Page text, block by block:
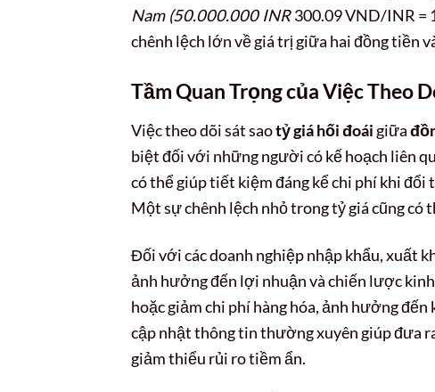
Nam (50.000.000 INR300.09 VND/INR =
chênh lệch lớn về giá trị giữa hai đồng tiền
Tầm Quan Trọng của Việc Theo
Việc theo dõi sát saotỷ giá hối đoái giữa
biệt đối với những người có kế hoạch liên
có thể giúp tiết kiệm đáng kể chi phí khi đổi
Một sự chênh lệch nhỏ trong tỷ giá cũng
Đối với các doanh nghiệp nhập khẩu, xuất
ảnh hưởng đến lợi nhuận và chiến lược
hoặc giảm chi phí hàng hóa, ảnh hưởng
cập nhật thông tin thường xuyên giúp đưa
giảm thiểu rủi ro tiềm ẩn.